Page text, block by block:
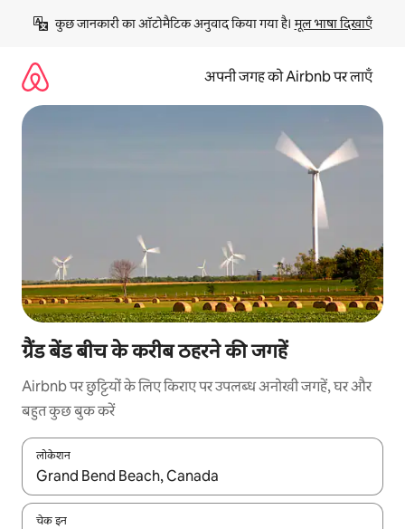
छोड़कर
कॉन्टेंट
कुछ जानकारी का ऑटोमैटिक अनुवाद किया गया है। मूल भाषा दिखाएँ
अपनी जगह को Airbnb पर लाएँ
ग्रैंड बेंड बीच के करीब ठहरने की जगहें
Airbnb पर छुट्टियों के लिए किराए पर उपलब्ध अनोखी जगहें, घर और
बहुत कुछ बुक करें
लोकेशन
नतीजों के उपलब्ध होने पर, अप और डाउन 'ऐरो की' का इस्तेमाल करके नेविगेट
चेक इन